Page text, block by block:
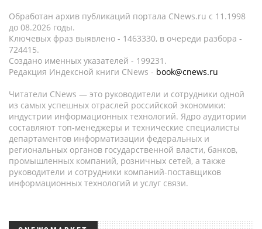
Обработан архив публикаций портала CNews.ru c 11.1998
до 08.2026 годы.
Ключевых фраз выявлено - 1463330, в очереди разбора -
724415.
Создано именных указателей - 199231.
Редакция Индексной книги CNews - book@cnews.ru
Читатели CNews — это руководители и сотрудники одной
из самых успешных отраслей российской экономики:
индустрии информационных технологий. Ядро аудитории
составляют топ-менеджеры и технические специалисты
департаментов информатизации федеральных и
региональных органов государственной власти, банков,
промышленных компаний, розничных сетей, а также
руководители и сотрудники компаний-поставщиков
информационных технологий и услуг связи.